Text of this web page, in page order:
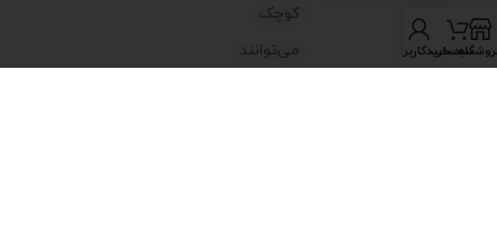
کوچک
می‌توانند
سبد خرید
حساب کاربری من